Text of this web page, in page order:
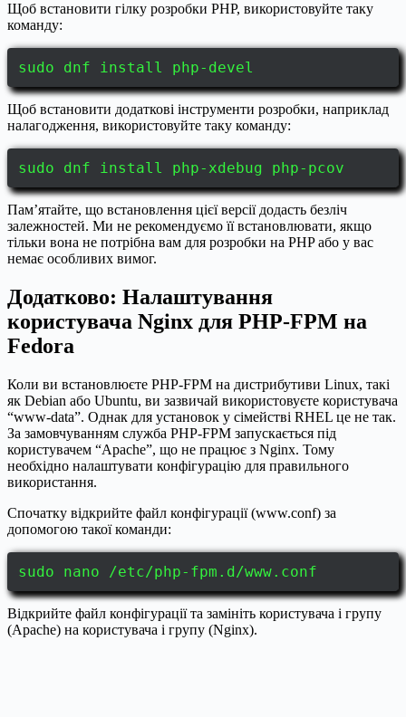
Щоб встановити гілку розробки PHP, використовуйте таку
команду:
sudo dnf install php-devel
Щоб встановити додаткові інструменти розробки, наприклад
налагодження, використовуйте таку команду:
sudo dnf install php-xdebug php-pcov
Пам’ятайте, що встановлення цієї версії додасть безліч
залежностей. Ми не рекомендуємо її встановлювати, якщо
тільки вона не потрібна вам для розробки на PHP або у вас
немає особливих вимог.
Додатково: Налаштування
користувача Nginx для PHP-FPM на
Fedora
Коли ви встановлюєте PHP-FPM на дистрибутиви Linux, такі
як Debian або Ubuntu, ви зазвичай використовуєте користувача
“www-data”. Однак для установок у сімействі RHEL це не так.
За замовчуванням служба PHP-FPM запускається під
користувачем “Apache”, що не працює з Nginx. Тому
необхідно налаштувати конфігурацію для правильного
використання.
Спочатку відкрийте файл конфігурації (www.conf) за
допомогою такої команди:
sudo nano /etc/php-fpm.d/www.conf
Відкрийте файл конфігурації та замініть користувача і групу
(Apache) на користувача і групу (Nginx).